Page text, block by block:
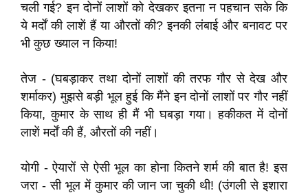
चली गई? इन दोनों लाशों को देखकर इतना न पहचान सके कि
ये मर्दों की लाशें हैं या औरतों की? इनकी लंबाई और बनावट पर
भी कुछ ख्याल न किया!
तेज - (घबड़ाकर तथा दोनों लाशों की तरफ गौर से देख और
शर्माकर) मुझसे बड़ी भूल हुई कि मैंने इन दोनों लाशों पर गौर नहीं
किया, कुमार के साथ ही मैं भी घबड़ा गया। हकीकत में दोनों
लाशें मर्दों की हैं, औरतों की नहीं।
योगी - ऐयारों से ऐसी भूल का होना कितने शर्म की बात है! इस
जरा - सी भूल में कुमार की जान जा चुकी थी! (उंगली से इशारा